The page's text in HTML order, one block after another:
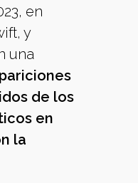
en
y
una
de los
en
la